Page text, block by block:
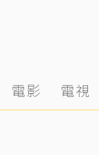
電影 電視